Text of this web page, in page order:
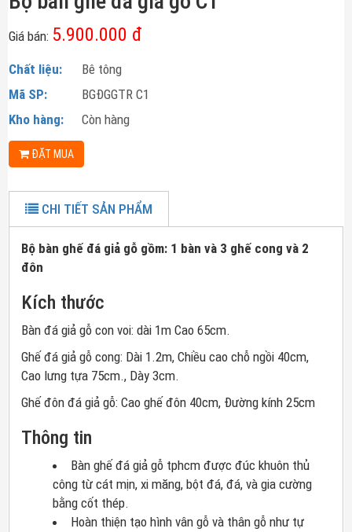
Giá bán: 5.900.000 đ
Chất liệu:
Bê tông
Mã SP:
BGĐGGTR C1
Kho hàng:
Còn hàng
ĐẶT MUA
CHI TIẾT SẢN PHẨM
Bộ bàn ghế đá giả gỗ gồm: 1 bàn và 3 ghế cong và 2
đôn
Kích thước
Bàn đá giả gỗ con voi: dài 1m Cao 65cm.
Ghế đá giả gỗ cong: Dài 1.2m, Chiều cao chỗ ngồi 40cm,
Cao lưng tựa 75cm., Dày 3cm.
Ghế đôn đá giả gỗ: Cao ghế đôn 40cm, Đường kính 25cm
Thông tin
Bàn ghế đá giả gỗ tphcm được đúc khuôn thủ
công từ cát mịn, xi măng, bột đá, đá, và gia cường
bằng cốt thép.
Hoàn thiện tạo hình vân gỗ và thân gỗ như tự